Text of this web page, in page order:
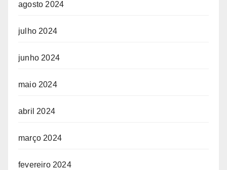
agosto 2024
julho 2024
junho 2024
maio 2024
abril 2024
março 2024
fevereiro 2024